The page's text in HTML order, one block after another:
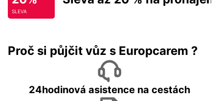
SLEVA
Proč si půjčit vůz s Europcarem ?
24hodinová asistence na cestách